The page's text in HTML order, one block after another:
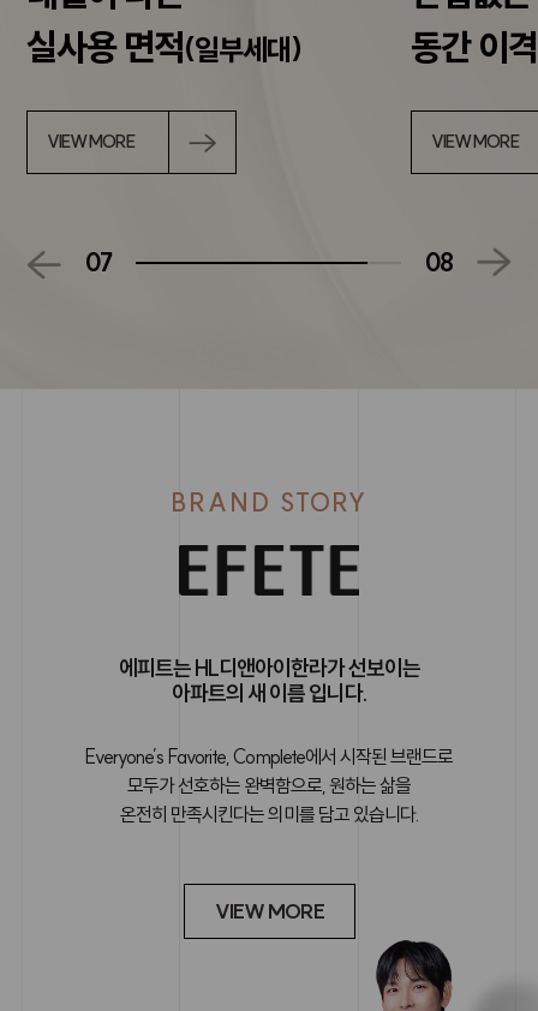
실사용 면적(일부세대)
VIEW MORE
동간 이
VIEW MORE
07 08
BRAND STORY
에피트는 HL디앤아이한라가 선보이는
아파트의 새 이름 입니다.
Everyone’s Favorite, Complete에서 시작된 브랜드로
모두가 선호하는 완벽함으로, 원하는 삶을
온전히 만족시킨다는 의미를 담고 있습니다.
VIEW MORE